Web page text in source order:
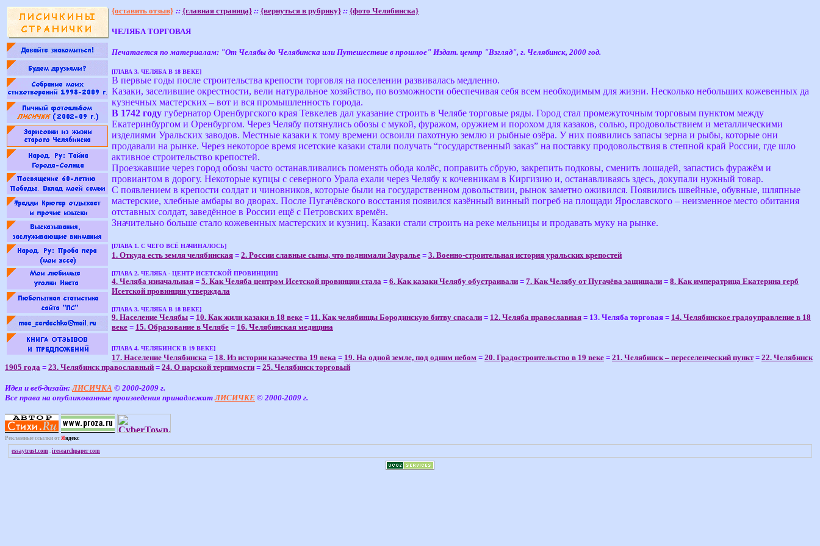
{оставить отзыв} :: {главная страница} :: {вернуться в рубрику} :: {фото Челябинска}
ЧЕЛЯБА ТОРГОВАЯ
Печатается по материалам: "От Челябы до Челябинска или Путешествие в прошлое" Издат. центр "Взгляд", г. Челябинск, 2000 год.
[ГЛАВА 3. ЧЕЛЯБА В 18 ВЕКЕ]
В первые годы после строительства крепости торговля на поселении развивалась медленно.
Казаки, заселившие окрестности, вели натуральное хозяйство, по возможности обеспечивая себя всем необходимым для жизни. Несколько небольших кожевенных да
кузнечных мастерских – вот и вся промышленность города.
В 1742 году губернатор Оренбургского края Тевкелев дал указание строить в Челябе торговые ряды. Город стал промежуточным торговым пунктом между
Екатеринбургом и Оренбургом. Через Челябу потянулись обозы с мукой, фуражом, оружием и порохом для казаков, солью, продовольствием и металлическими
изделиями Уральских заводов. Местные казаки к тому времени освоили пахотную землю и рыбные озёра. У них появились запасы зерна и рыбы, которые они
продавали на рынке. Через некоторое время исетские казаки стали получать “государственный заказ” на поставку продовольствия в степной край России, где шло
активное строительство крепостей.
Проезжавшие через город обозы часто останавливались поменять обода колёс, поправить сбрую, закрепить подковы, сменить лошадей, запастись фуражём и
провиантом в дорогу. Некоторые купцы с северного Урала ехали через Челябу к кочевникам в Киргизию и, останавливаясь здесь, докупали нужный товар.
С появлением в крепости солдат и чиновников, которые были на государственном довольствии, рынок заметно оживился. Появились швейные, обувные, шляпные
мастерские, хлебные амбары во дворах. После Пугачёвского восстания появился казённый винный погреб на площади Ярославского – неизменное место обитания
отставных солдат, заведённое в России ещё с Петровских времён.
Значительно больше стало кожевенных мастерских и кузниц. Казаки стали строить на реке мельницы и продавать муку на рынке.
[ГЛАВА 1. С ЧЕГО ВСЁ НАЧИНАЛОСЬ]
1. Откуда есть земля челябинская = 2. России славные сыны, что поднимали Зауралье = 3. Военно-строительная история уральских крепостей
[ГЛАВА 2. ЧЕЛЯБА - ЦЕНТР ИСЕТСКОЙ ПРОВИНЦИИ]
4. Челяба изначальная = 5. Как Челяба центром Исетской провинции стала = 6. Как казаки Челябу обустраивали = 7. Как Челябу от Пугачёва защищали = 8. Как императрица Екатерина герб
Исетской провинции утверждала
[ГЛАВА 3. ЧЕЛЯБА В 18 ВЕКЕ]
9. Население Челябы = 10. Как жили казаки в 18 веке = 11. Как челябинцы Бородинскую битву спасали = 12. Челяба православная = 13. Челяба торговая = 14. Челябинское градоуправление в 18
веке = 15. Образование в Челябе = 16. Челябинская медицина
[ГЛАВА 4. ЧЕЛЯБИНСК В 19 ВЕКЕ]
17. Население Челябинска = 18. Из истории казачества 19 века = 19. На одной земле, под одним небом = 20. Градостроительство в 19 веке = 21. Челябинск – переселенческий пункт= 22. Челябинск
1905 года = 23. Челябинск православный = 24. О царской терпимости = 25. Челябинск торговый
Идея и веб-дизайн:ЛИСИЧКА © 2000-2009 г.
Все права на опубликованные произведения принадлежатЛИСИЧКЕ © 2000-2009 г.
Рекламные ссылки отЯндекс
essaytrust.com . iresearchpaper com